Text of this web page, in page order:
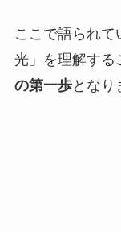
ここで語られ
光」を理解する
の第一歩となり